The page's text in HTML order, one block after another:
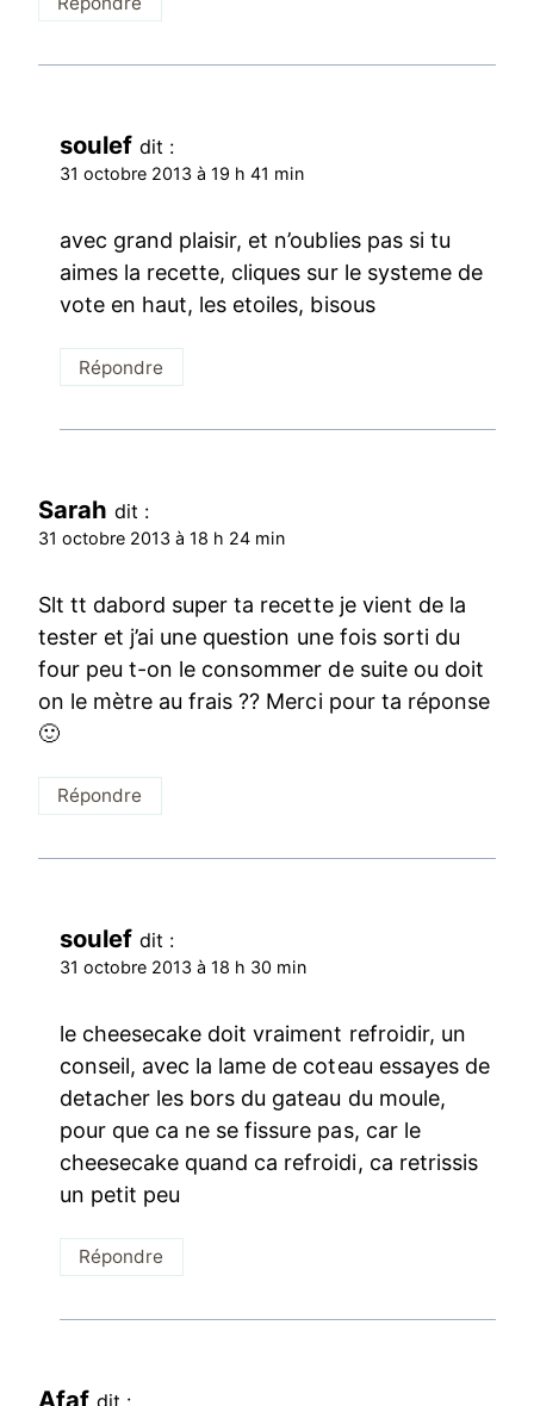
soulef dit :
31 octobre 2013 à 19 h 41 min
avec grand plaisir, et n’oublies pas si tu
aimes la recette, cliques sur le systeme de
vote en haut, les etoiles, bisous
Répondre
Sarah dit :
31 octobre 2013 à 18 h 24 min
Slt tt dabord super ta recette je vient de la
tester et j’ai une question une fois sorti du
four peu t-on le consommer de suite ou doit
on le mètre au frais ?? Merci pour ta réponse
🙂
Répondre
soulef dit :
31 octobre 2013 à 18 h 30 min
le cheesecake doit vraiment refroidir, un
conseil, avec la lame de coteau essayes de
detacher les bors du gateau du moule,
pour que ca ne se fissure pas, car le
cheesecake quand ca refroidi, ca retrissis
un petit peu
Répondre
Afaf dit :